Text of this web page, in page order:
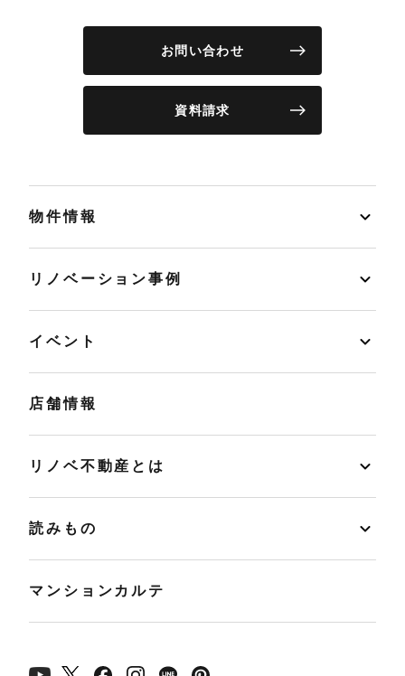
お問い合わせ
資料請求
物件情報
リノベーション事例
イベント
店舗情報
リノベ不動産とは
読みもの
マンションカルテ